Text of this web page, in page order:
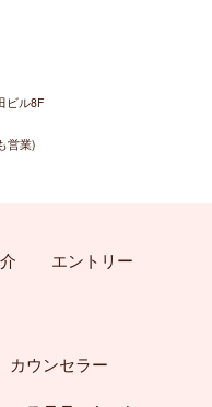
ビル8F
営業)
エントリー
カウンセラー